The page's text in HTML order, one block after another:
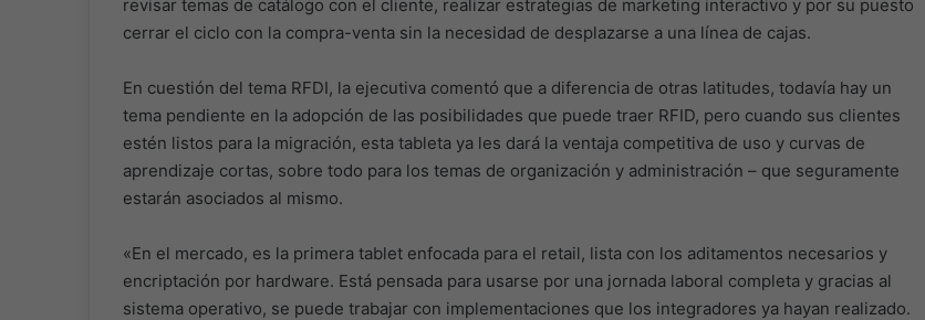
revisar temas de catálogo con el cliente, realizar estrategias de marketing interactivo y por su puesto
cerrar el ciclo con la compra-venta sin la necesidad de desplazarse a una línea de cajas.
En cuestión del tema RFDI, la ejecutiva comentó que a diferencia de otras latitudes, todavía hay un
tema pendiente en la adopción de las posibilidades que puede traer RFID, pero cuando sus clientes
estén listos para la migración, esta tableta ya les dará la ventaja competitiva de uso y curvas de
aprendizaje cortas, sobre todo para los temas de organización y administración – que seguramente
estarán asociados al mismo.
«En el mercado, es la primera tablet enfocada para el retail, lista con los aditamentos necesarios y
encriptación por hardware. Está pensada para usarse por una jornada laboral completa y gracias al
sistema operativo, se puede trabajar con implementaciones que los integradores ya hayan realizado.